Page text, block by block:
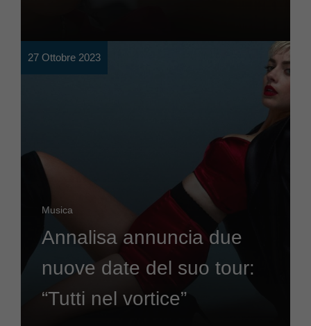
27 Ottobre 2023
Musica
Annalisa annuncia due
nuove date del suo tour:
“Tutti nel vortice”